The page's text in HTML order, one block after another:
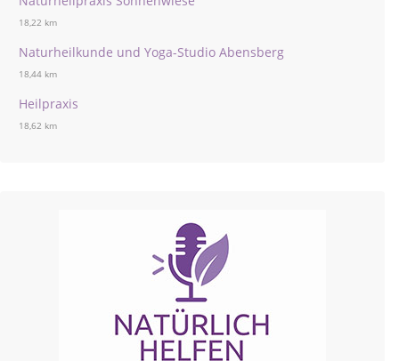
18,22 km
Naturheilkunde und Yoga-Studio Abensberg
18,44 km
Heilpraxis
18,62 km